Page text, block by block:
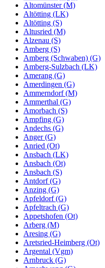
Altomünster (M)
Altötting (LK)
Altötting (S)
Altusried (M)
Alzenau (S)
Amberg (S)
Amberg (Schwaben) (G)
Amberg-Sulzbach (LK)
Amerang (G)
Amerdingen (G)
Ammerndorf (M)
Ammerthal (G)
Amorbach (S)
Ampfing (G)
Andechs (G)
Anger (G)
Anried (Ot)
Ansbach (LK)
Ansbach (Ot)
Ansbach (S)
Antdorf (G)
Anzing (G)
Apfeldorf (G)
Apfeltrach (G)
Appetshofen (Ot)
Arberg (M)
Aresing (G)
Aretsried-Heimberg (Ot)
Argental (Vgm)
Arnbruck (G)